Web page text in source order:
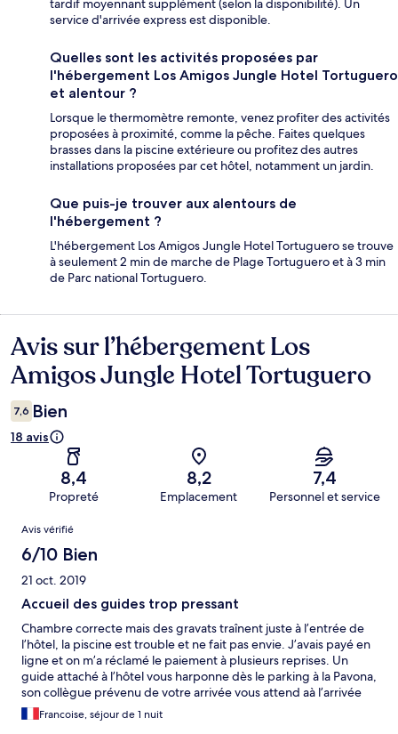
tardif moyennant supplément (selon la disponibilité). Un
service d'arrivée express est disponible.
Quelles sont les activités proposées par
l'hébergement Los Amigos Jungle Hotel Tortuguero
et alentour ?
Lorsque le thermomètre remonte, venez profiter des activités
proposées à proximité, comme la pêche. Faites quelques
brasses dans la piscine extérieure ou profitez des autres
installations proposées par cet hôtel, notamment un jardin.
Que puis-je trouver aux alentours de
l'hébergement ?
L'hébergement Los Amigos Jungle Hotel Tortuguero se trouve
à seulement 2 min de marche de Plage Tortuguero et à 3 min
de Parc national Tortuguero.
Avis
Avis sur l’hébergement Los
Amigos Jungle Hotel Tortuguero
7,6 Bien
18 avis
8,4
Propreté
8,2
Emplacement
7,4
Personnel et service
Avis
Avis vérifié
6/10 Bien
21 oct. 2019
Accueil des guides trop pressant
Chambre correcte mais des gravats traînent juste à l’entrée de
l’hôtel, la piscine est trouble et ne fait pas envie. J’avais payé en
ligne et on m’a réclamé le paiement à plusieurs reprises. Un
guide attaché à l’hôtel vous harponne dès le parking à la Pavona,
son collègue prévenu de votre arrivée vous attend aà l’arrivée
du bateau, vous emmène à l’hôtel et attend votre réponse pour
les visites, que nous avons prises et qui se sont globalement
Francoise, séjour de 1 nuit